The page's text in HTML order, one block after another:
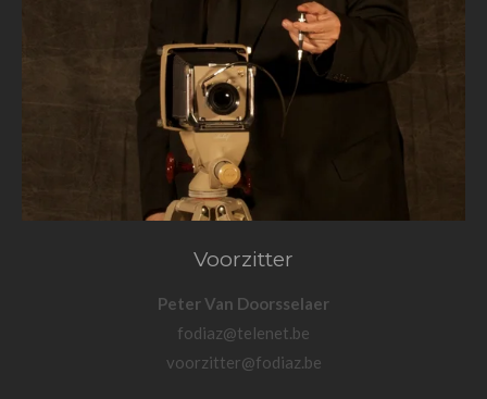
Voorzitter
Peter Van Doorsselaer
fodiaz@telenet.be
voorzitter@fodiaz.be